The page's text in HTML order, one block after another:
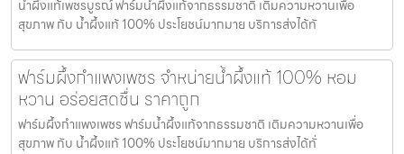
น้ำผึ้งแท้เพชรบูรณ์ ฟาร์มน้ำผึ้งแท้จากธรรมชาติ เติมความหวานเพื่อ
สุขภาพ กับ น้ำผึ้งแท้ 100% ประโยชน์มากมาย บริการส่งได้ทั
ฟาร์มผึ้งกำแพงเพชร จำหน่ายน้ำผึ้งแท้ 100% หอม
หวาน อร่อยสดชื่น ราคาถูก
ฟาร์มผึ้งกำแพงเพชร ฟาร์มน้ำผึ้งแท้จากธรรมชาติ เติมความหวานเพื่อ
สุขภาพ กับ น้ำผึ้งแท้ 100% ประโยชน์มากมาย บริการส่งได้ทั่